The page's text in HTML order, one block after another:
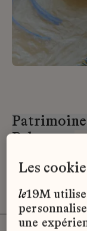
Paloma
les
le19M
une